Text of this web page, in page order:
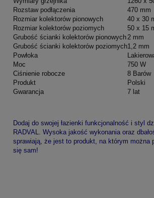
Rozstaw podłączenia
470 mm
Rozmiar kolektorów pionowych
40 x 30
Rozmiar kolektorów poziomych
50 x 15
Grubość ścianki kolektorów pionowych 2 mm
Grubość ścianki kolektorów poziomych1,2 mm
Powłoka
Moc
750 W
Ciśnienie robocze
8 Barów
Produkt
Polski
Gwarancja
7 lat
Dodaj do swojej łazienki funkcjonalność i styl
RADVAL. Wysoka jakość wykonania oraz
sprawiają, że jest to produkt, na którym można
się sam!